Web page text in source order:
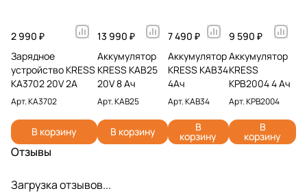
2 990 ₽
Зарядное
устройство KRESS
KA3702 20V 2A
Арт.KA3702
В корзину
13 990 ₽
Аккумулятор
KRESS KAB25
20V 8 Ач
Арт.KAB25
В корзину
7 490 ₽
Аккумулятор
KRESS KAB34
4Ач
Арт.KAB34
В
корзину
9 590 ₽
Аккумулятор
KRESS
KPB2004 4 Ач
Арт.KPB2004
В
корзину
Отзывы
Загрузка отзывов...